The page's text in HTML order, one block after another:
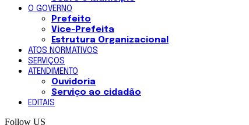
O GOVERNO
Prefeito
Vice-Prefeita
Estrutura Organizacional
ATOS NORMATIVOS
SERVIÇOS
ATENDIMENTO
Ouvidoria
Serviço ao cidadão
EDITAIS
Follow US